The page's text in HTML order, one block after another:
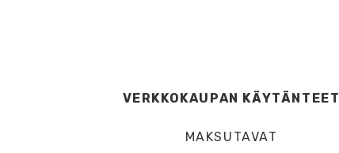
VERKKOKAUPAN KÄYTÄNTEET
MAKSUTAVAT